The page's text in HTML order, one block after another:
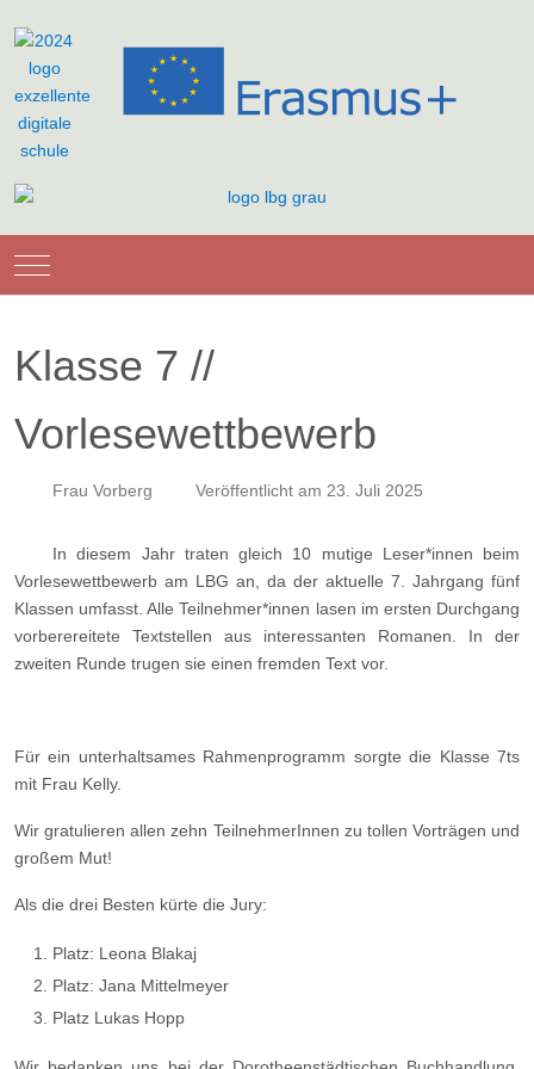
Mobile Menu Toggle
Klasse 7 //
Vorlesewettbewerb
Frau Vorberg Veröffentlicht am 23. Juli 2025
In diesem Jahr traten gleich 10 mutige Leser*innen beim
Vorlesewettbewerb am LBG an, da der aktuelle 7. Jahrgang fünf
Klassen umfasst. Alle Teilnehmer*innen lasen im ersten Durchgang
vorberereitete Textstellen aus interessanten Romanen. In der
zweiten Runde trugen sie einen fremden Text vor.
Für ein unterhaltsames Rahmenprogramm sorgte die Klasse 7ts
mit Frau Kelly.
Wir gratulieren allen zehn TeilnehmerInnen zu tollen Vorträgen und
großem Mut!
Als die drei Besten kürte die Jury:
Platz: Leona Blakaj
Platz: Jana Mittelmeyer
Platz Lukas Hopp